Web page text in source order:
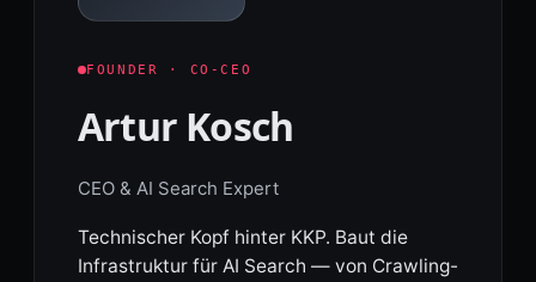
FOUNDER · CO-CEO
Artur Kosch
CEO & AI Search Expert
Technischer Kopf hinter KKP. Baut die
Infrastruktur für AI Search — von Crawling-